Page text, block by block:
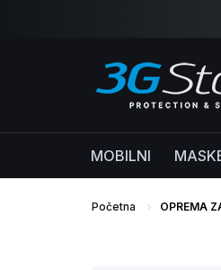
MOBILNI
Početna OPREMA